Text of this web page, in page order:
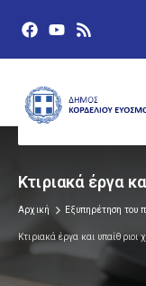
Κτιριακά έργα
Αρχική Εξυπηρέτηση του
Κτιριακά έργα και υπαίθριοι